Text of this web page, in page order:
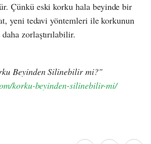
Çünkü eski korku hala beyinde bir
yeni tedavi yöntemleri ile korkunun
zorlaştırılabilir.
Beyinden Silinebilir mi?"
korku-beyinden-silinebilir-mi/